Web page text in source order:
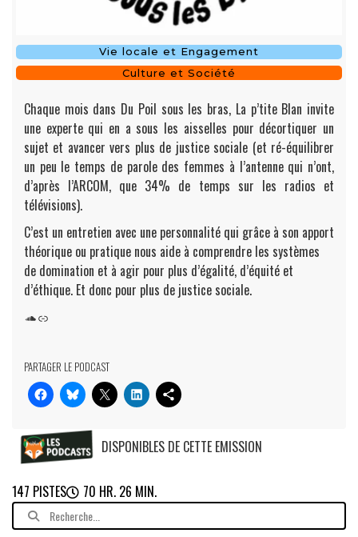
Vie locale et Engagement
Culture et Société
Chaque mois dans Du Poil sous les bras, La p’tite Blan invite
une experte qui en a sous les aisselles pour décortiquer un
sujet et avancer vers plus de justice sociale (et ré-équilibrer
un peu le temps de parole des femmes à l’antenne qui n’ont,
d’après l’ARCOM, que 34% de temps sur les radios et
télévisions).
C’est un entretien avec une personnalité qui grâce à son apport
théorique ou pratique nous aide à comprendre les systèmes
de domination et à agir pour plus d’égalité, d’équité et
d’éthique. Et donc pour plus de justice sociale.
PARTAGER LE PODCAST
DISPONIBLES DE CETTE EMISSION
147 PISTES 70 HR. 26 MIN.